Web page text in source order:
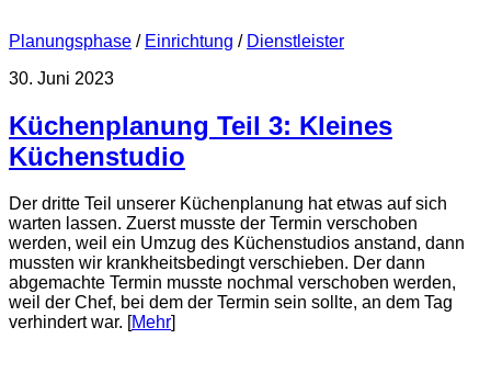
Planungsphase / Einrichtung / Dienstleister
30. Juni 2023
Küchenplanung Teil 3: Kleines
Küchenstudio
Der dritte Teil unserer Küchenplanung hat etwas auf sich
warten lassen. Zuerst musste der Termin verschoben
werden, weil ein Umzug des Küchenstudios anstand, dann
mussten wir krankheitsbedingt verschieben. Der dann
abgemachte Termin musste nochmal verschoben werden,
weil der Chef, bei dem der Termin sein sollte, an dem Tag
verhindert war. [Mehr]